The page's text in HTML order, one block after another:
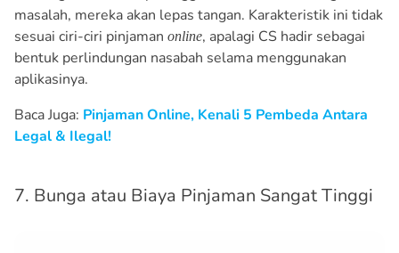
masalah, mereka akan lepas tangan. Karakteristik ini tidak
sesuai ciri-ciri pinjaman online, apalagi CS hadir sebagai
bentuk perlindungan nasabah selama menggunakan
aplikasinya.
Baca Juga: Pinjaman Online, Kenali 5 Pembeda Antara
Legal & Ilegal!
7. Bunga atau Biaya Pinjaman Sangat Tinggi